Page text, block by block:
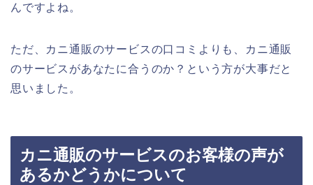
んですよね。
ただ、カニ通販のサービスの口コミよりも、カニ通販
のサービスがあなたに合うのか？という方が大事だと
思いました。
カニ通販のサービスのお客様の声が
あるかどうかについて